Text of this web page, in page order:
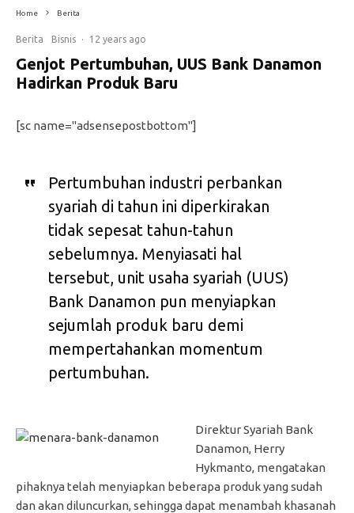
Home Berita
Berita Bisnis · 12 years ago
Genjot Pertumbuhan, UUS Bank Danamon
Hadirkan Produk Baru
[sc name="adsensepostbottom"]
Pertumbuhan industri perbankan
syariah di tahun ini diperkirakan
tidak sepesat tahun-tahun
sebelumnya. Menyiasati hal
tersebut, unit usaha syariah (UUS)
Bank Danamon pun menyiapkan
sejumlah produk baru demi
mempertahankan momentum
pertumbuhan.
Direktur Syariah Bank
Danamon, Herry
Hykmanto, mengatakan
pihaknya telah menyiapkan beberapa produk yang sudah
dan akan diluncurkan, sehingga dapat menambah khasanah